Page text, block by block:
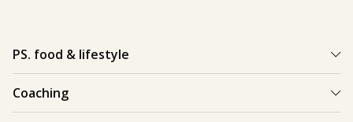
PS. food & lifestyle
Coaching